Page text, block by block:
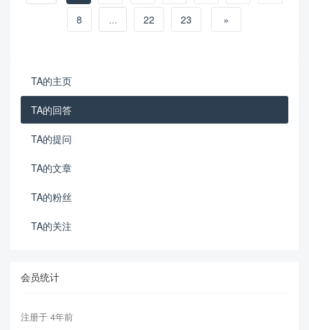
8
... 22 23 »
TA的主页
TA的回答
TA的提问
TA的文章
TA的粉丝
TA的关注
会员统计
注册于 4年前